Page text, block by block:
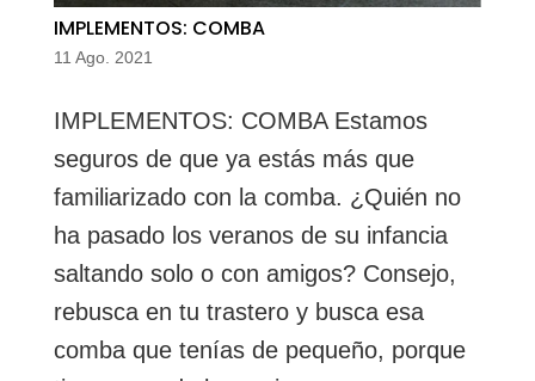
IMPLEMENTOS: COMBA
11 Ago. 2021
IMPLEMENTOS: COMBA Estamos
seguros de que ya estás más que
familiarizado con la comba. ¿Quién no
ha pasado los veranos de su infancia
saltando solo o con amigos? Consejo,
rebusca en tu trastero y busca esa
comba que tenías de pequeño, porque